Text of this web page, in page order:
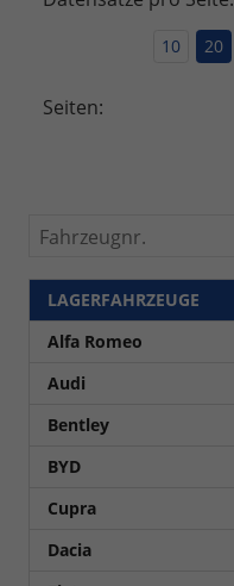
10 20
Seiten:
Fahrzeugnr.
LAGERFAHRZEUGE
Alfa Romeo
Audi
Bentley
BYD
Cupra
Dacia